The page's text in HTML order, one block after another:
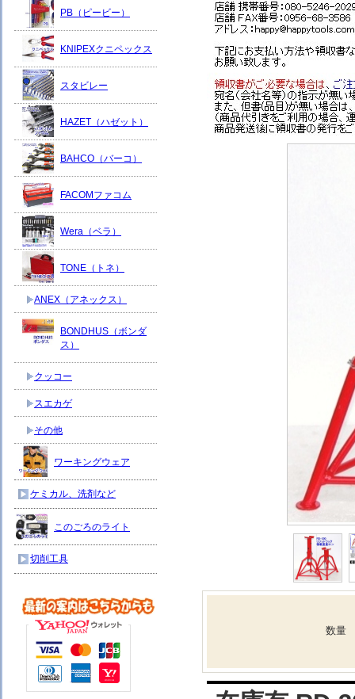
数量
PB（ピービー）
KNIPEXクニペックス
スタビレー
HAZET（ハゼット）
BAHCO（バーコ）
FACOMファコム
Wera（ベラ）
TONE（トネ）
ANEX（アネックス）
BONDHUS（ボンダ
ス）
クッコー
スエカゲ
その他
ワーキングウェア
ケミカル、洗剤など
このごろのライト
切削工具